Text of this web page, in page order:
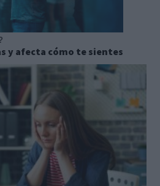
y afecta cómo te sientes